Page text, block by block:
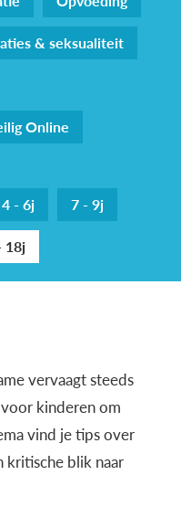
& seksualiteit
Online
4 - 6j
7 - 9j
18j
vervaagt steeds
kinderen om
vind je tips over
kritische blik naar